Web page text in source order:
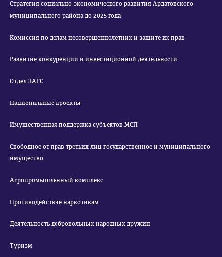
Стратегия социально-экономического развития Ардатовского
муниципального района до 2025 года
Комиссия по делам несовершеннолетних и защите их прав
Развитие конкуренции и инвестиционной деятельности
Отдел ЗАГС
Национальные проекты
Имущественная поддержка субъектов МСП
Свободное от прав третьих лиц государственное и муниципального
имущество
Агропромышленный комплекс
Противодействие наркотикам
Деятельность добровольных народных дружин
Туризм